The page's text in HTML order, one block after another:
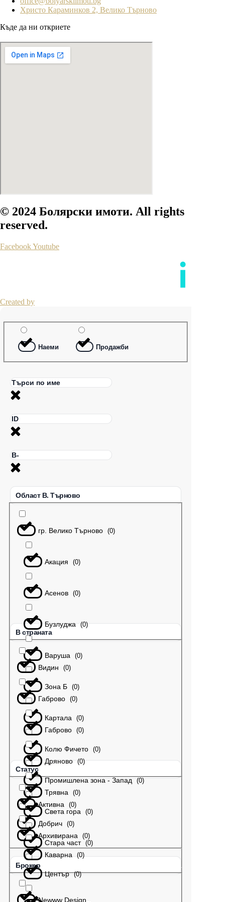
Христо Караминков 2, Велико Търново
Къде да ни откриете
© 2024 Болярски имоти. All rights
reserved.
FacebookYoutube
Created by
Наеми Продажби
Област В. Търново
гр. Велико Търново (0)
Акация (0)
Асенов (0)
Бузлуджа (0)
Варуша (0)
Зона Б (0)
Картала (0)
Колю Фичето (0)
Промишлена зона - Запад (0)
Света гора (0)
Стара част (0)
Център (0)
В страната
Видин (0)
Габрово (0)
Габрово (0)
Дряново (0)
Трявна (0)
Добрич (0)
Каварна (0)
Статус
Активна (0)
Архивирана (0)
Брокер
Newww Design